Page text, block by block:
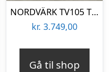
NORDVÄRK TV105 TV-bord, m. 2 væghylder og 1 hylde – glas og valnøddefarvet fyrretræ (120×35)
kr. 3.749,00
Gå til shop